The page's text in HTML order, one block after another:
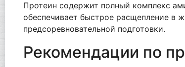
Протеин содержит полный комплекс
обеспечивает быстрое расщепление в
предсоревновательной подготовки.
Рекомендации по